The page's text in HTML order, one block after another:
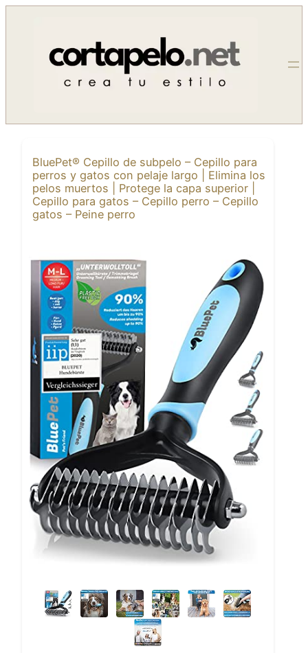
contenido
BluePet® Cepillo de subpelo – Cepillo para
perros y gatos con pelaje largo | Elimina los
pelos muertos | Protege la capa superior |
Cepillo para gatos – Cepillo perro – Cepillo
gatos – Peine perro